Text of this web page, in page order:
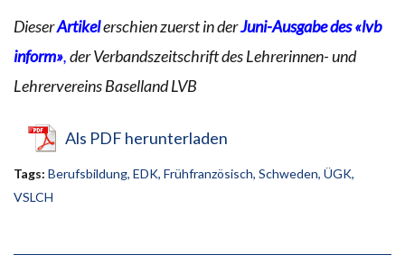
DieserArtikelerschien zuerst in derJuni-Ausgabe des «lvb
inform»,der Verbandszeitschrift des Lehrerinnen- und
Lehrervereins Baselland LVB
Als PDF herunterladen
Tags: Berufsbildung, EDK, Frühfranzösisch, Schweden, ÜGK,
VSLCH